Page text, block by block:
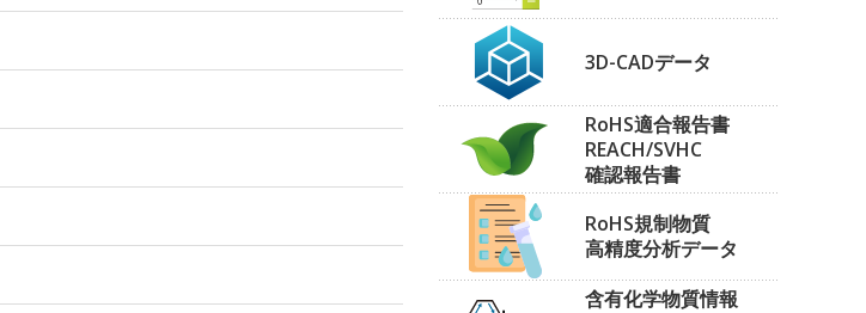
3D-CADデータ
RoHS適合報告書
REACH/SVHC
確認報告書
RoHS規制物質
高精度分析データ
含有化学物質情報